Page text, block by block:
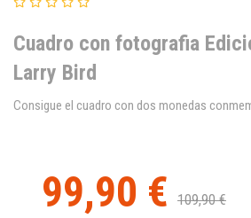
Cuadro con fotografia
Larry Bird
Consigue el cuadro con dos monedas
99,90 € 109,90 €